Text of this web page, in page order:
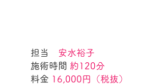
担当 安水裕子
施術時間 約120分
料金 16,000円（税抜）